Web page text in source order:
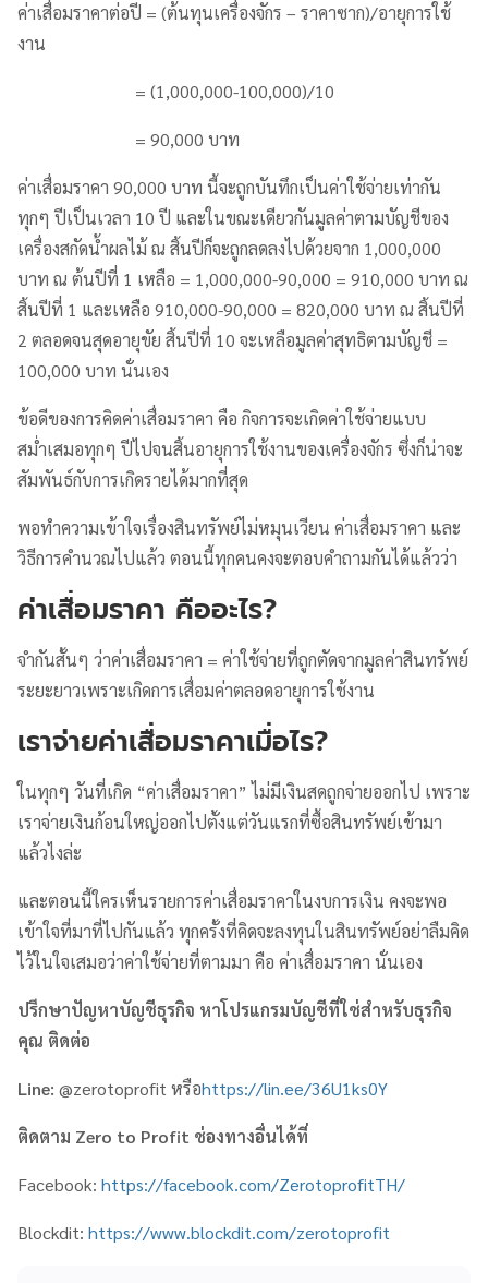
ค่าเสื่อมราคาต่อปี = (ต้นทุนเครื่องจักร – ราคาซาก)/อายุการใช้
งาน
= (1,000,000-100,000)/10
= 90,000 บาท
ค่าเสื่อมราคา 90,000 บาท นี้จะถูกบันทึกเป็นค่าใช้จ่ายเท่ากัน
ทุกๆ ปีเป็นเวลา 10 ปี และในขณะเดียวกันมูลค่าตามบัญชีของ
เครื่องสกัดน้ำผลไม้ ณ สิ้นปีก็จะถูกลดลงไปด้วยจาก 1,000,000
บาท ณ ต้นปีที่ 1 เหลือ = 1,000,000-90,000 = 910,000 บาท ณ
สิ้นปีที่ 1 และเหลือ 910,000-90,000 = 820,000 บาท ณ สิ้นปีที่
2 ตลอดจนสุดอายุขัย สิ้นปีที่ 10 จะเหลือมูลค่าสุทธิตามบัญชี =
100,000 บาท นั่นเอง
ข้อดีของการคิดค่าเสื่อมราคา คือ กิจการจะเกิดค่าใช้จ่ายแบบ
สม่ำเสมอทุกๆ ปีไปจนสิ้นอายุการใช้งานของเครื่องจักร ซึ่งก็น่าจะ
สัมพันธ์กับการเกิดรายได้มากที่สุด
พอทำความเข้าใจเรื่องสินทรัพย์ไม่หมุนเวียน ค่าเสื่อมราคา และ
วิธีการคำนวณไปแล้ว ตอนนี้ทุกคนคงจะตอบคำถามกันได้แล้วว่า
ค่าเสื่อมราคา คืออะไร?
จำกันสั้นๆ ว่าค่าเสื่อมราคา = ค่าใช้จ่ายที่ถูกตัดจากมูลค่าสินทรัพย์
ระยะยาวเพราะเกิดการเสื่อมค่าตลอดอายุการใช้งาน
เราจ่ายค่าเสื่อมราคาเมื่อไร?
ในทุกๆ วันที่เกิด “ค่าเสื่อมราคา” ไม่มีเงินสดถูกจ่ายออกไป เพราะ
เราจ่ายเงินก้อนใหญ่ออกไปตั้งแต่วันแรกที่ซื้อสินทรัพย์เข้ามา
แล้วไงล่ะ
และตอนนี้ใครเห็นรายการค่าเสื่อมราคาในงบการเงิน คงจะพอ
เข้าใจที่มาที่ไปกันแล้ว ทุกครั้งที่คิดจะลงทุนในสินทรัพย์อย่าลืมคิด
ไว้ในใจเสมอว่าค่าใช้จ่ายที่ตามมา คือ ค่าเสื่อมราคา นั่นเอง
ปรึกษาปัญหาบัญชีธุรกิจ หาโปรแกรมบัญชีที่ใช่สำหรับธุรกิจ
คุณ ติดต่อ
Line: @zerotoprofit หรือhttps://lin.ee/36U1ks0Y
ติดตาม Zero to Profit ช่องทางอื่นได้ที่
Facebook: https://facebook.com/ZerotoprofitTH/
Blockdit: https://www.blockdit.com/zerotoprofit